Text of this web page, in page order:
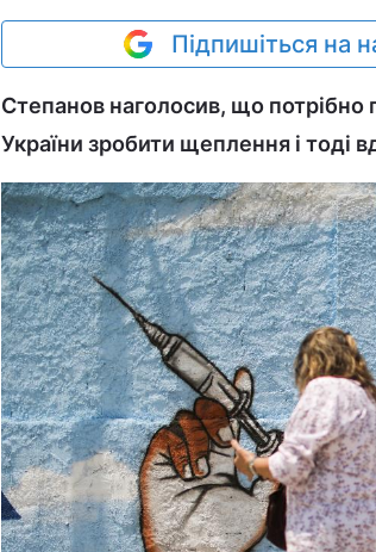
Підпишіться на
Степанов наголосив, що
України зробити щеплення і тоді